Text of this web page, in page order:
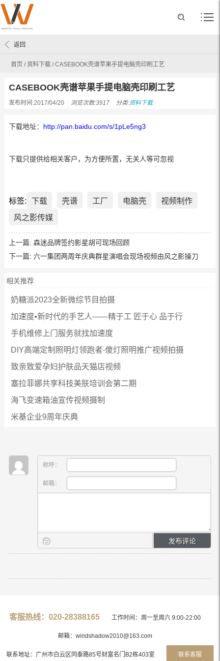
首页 /资料下载 /CASEBOOK壳谱苹果手提电脑壳印刷工艺
返回
CASEBOOK壳谱苹果手提电脑壳印刷工艺
发布时间:2017/04/20 浏览次数:3917 分类:资料下载
下载地址： http://pan.baidu.com/s/1pLe5ng3
下载只提供给相关客户，为方便所置，无关人等可忽视
标签: 下载 壳谱 工厂 电脑壳
视频制作
风之影传媒
上一篇: 森迷品牌签约影星胡可现场回顾
下一篇: 六一集团两周年庆典群星演唱会现场视频由风之影操刀
相关推荐
奶糖派2023全新微综节目拍摄
加速度•新时代的手艺人——精于工 匠于心 品于行
手机维修上门服务就找加速度
DIY高端定制照明灯领跑者-傻灯照明推广视频拍摄
致亲致爱孕妇护肤品天猫店视频
塞拉菲娜共享科技美肤培训会第二期
海飞变速箱油宣传视频摄制
米基企业9周年庆典
称呼：
邮箱：
客服热线：020-28388165 工作时间：周一至周六 9:00-22:00
邮箱：windshadow2010@163.com
联系地址：广州市白云区同泰路85号财富名门B2栋403室 联系客服